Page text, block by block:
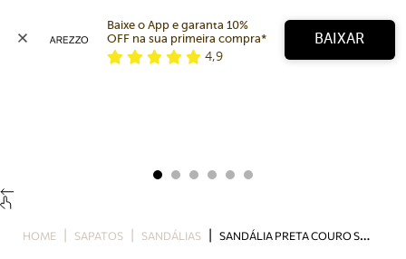
Bolsa
Baixe o App e garanta 10%
OFF na sua primeira compra*
4,9
BAIXAR
HOME SAPATOS SANDÁLIAS S
ANDÁLIA PRETA COURO SALTO ALTO FIVELAS